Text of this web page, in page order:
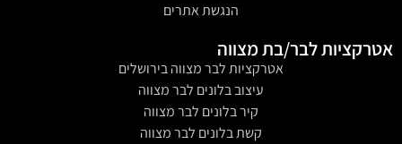
הנגשת אתרים
אטרקציות לבר/בת מצווה
אטרקציות לבר מצווה בירושלים
עיצוב בלונים לבר מצווה
קיר בלונים לבר מצווה
קשת בלונים לבר מצווה